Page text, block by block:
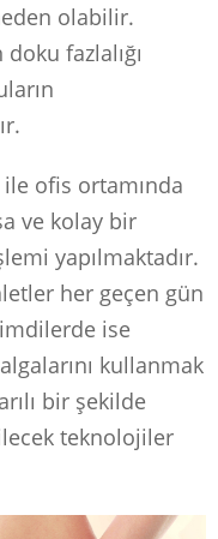
olabilir.
fazlalığı
ofis ortamında
ve kolay bir
yapılmaktadır.
her geçen gün
ise
kullanmak
bir şekilde
teknolojiler